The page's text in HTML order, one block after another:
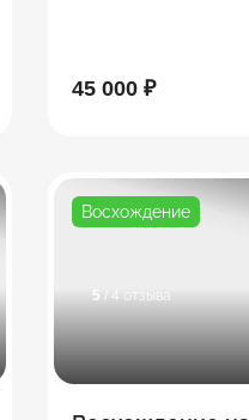
термальные
45 000 ₽
Восхождение
5 / 4 отзыва